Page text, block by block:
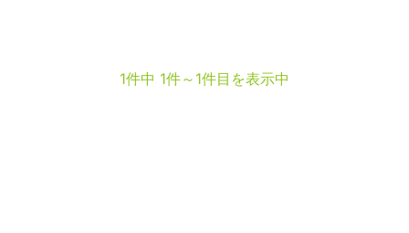
1件中 1件～1件目を表示中